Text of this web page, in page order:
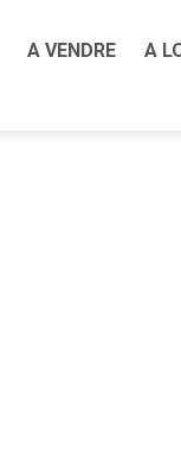
A VENDRE A